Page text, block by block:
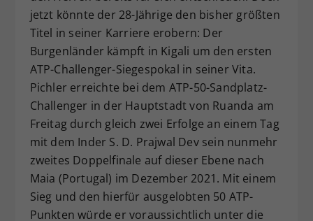
jetzt könnte der 28-Jährige den bisher größten
Titel in seiner Karriere erobern: Der
Burgenländer kämpft in Kigali um den ersten
ATP-Challenger-Siegespokal in seiner Vita.
Pichler erreichte bei dem ATP-50-Sandplatz-
Challenger in der Hauptstadt von Ruanda am
Freitag durch gleich zwei Erfolge an einem Tag
mit dem Inder S. D. Prajwal Dev sein nunmehr
zweites Doppelfinale auf dieser Ebene nach
Maia (Portugal) im Dezember 2021. Mit einem
Sieg und den hierfür ausgelobten 50 ATP-
Punkten würde er voraussichtlich unter die
Zweck
Dieser Wert speichert Ihre Consent-
Einstellungen. Unter anderem eine
zufällig generierte ID, für die
historische Speicherung Ihrer
vorgenommen Einstellungen, falls der
Webseiten-Betreiber dies eingestellt
hat.